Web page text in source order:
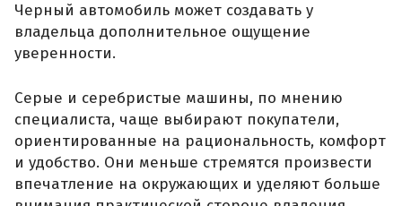
Черный автомобиль может создавать у
владельца дополнительное ощущение
уверенности.
Серые и серебристые машины, по мнению
специалиста, чаще выбирают покупатели,
ориентированные на рациональность, комфорт
и удобство. Они меньше стремятся произвести
впечатление на окружающих и уделяют больше